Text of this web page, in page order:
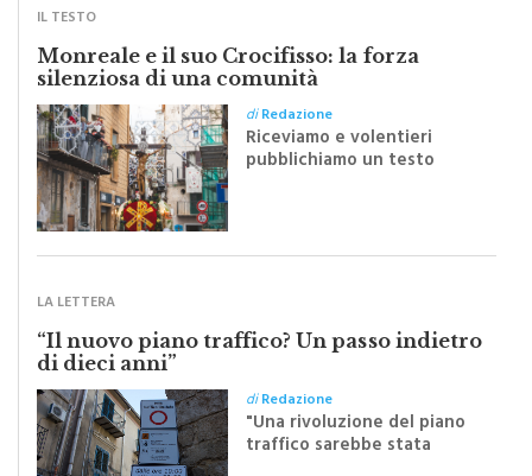
IL TESTO
Monreale e il suo Crocifisso: la forza
silenziosa di una comunità
diRedazione
Riceviamo e volentieri
pubblichiamo un testo
Festa del Santissimo
LA LETTERA
“Il nuovo piano traffico? Un passo indietro
di dieci anni”
diRedazione
"Una rivoluzione del piano
traffico sarebbe stata